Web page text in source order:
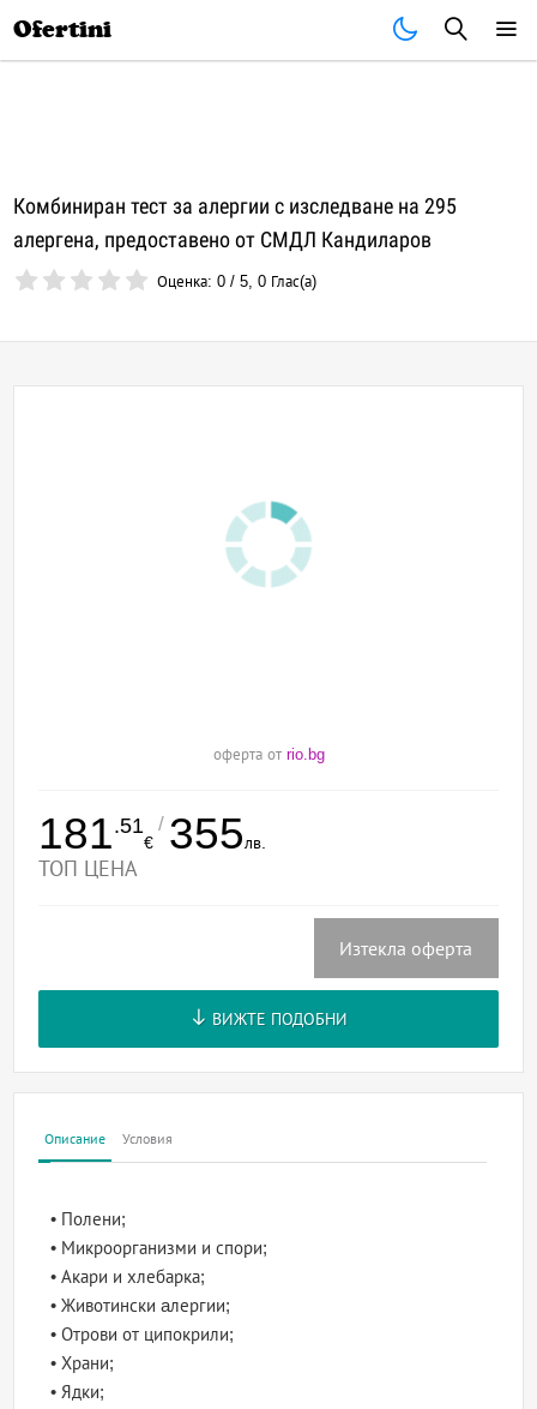
Ofertini
Комбиниран тест за алергии с изследване на 295
алергена, предоставено от СМДЛ Кандиларов
Оценка:0 /5,0 Глас(а)
оферта от rio.bg
181.51
€
/ 355лв.
ТОП ЦЕНА
Изтекла оферта
ВИЖТЕ ПОДОБНИ
Описание Условия
• Полени;
• Микроорганизми и спори;
• Акари и хлебарка;
• Животински aлергии;
• Отрови от ципокрили;
• Храни;
• Ядки;